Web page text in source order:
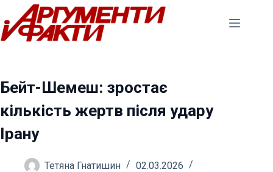
Перейти
до
вмісту
Бейт-Шемеш: зростає
кількість жертв після удару
Ірану
Тетяна Гнатишин
02.03.2026